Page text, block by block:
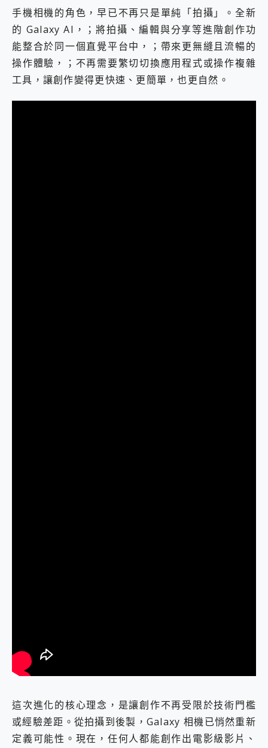
手機相機的角色，早已不再只是單純「拍攝」。全新
的 Galaxy AI，；將拍攝、編輯與分享等進階創作功
能整合於同一個直覺平台中，；帶來更無縫且流暢的
操作體驗，；不再需要繁切切換應用程式或操作複雜
工具，讓創作變得更快速、更簡單，也更自然。
這次進化的核心理念，是讓創作不再受限於技術門檻
或經驗差距。從拍攝到後製，Galaxy 相機已悄然重新
定義可能性。現在，任何人都能創作出電影級影片、